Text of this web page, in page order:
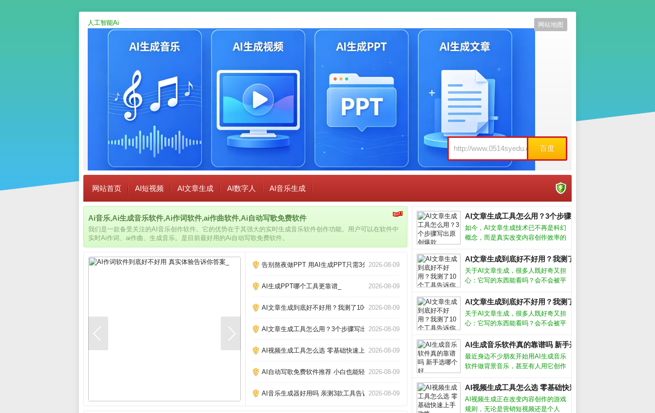
人工智能Ai
百度
网站地图
网站首页 AI短视频 AI文章生成 AI数字人 AI音乐生成
Ai音乐,Ai生成音乐软件,Ai作词软件,ai作曲软件,Ai自动写歌免费软件
我们是一款备受关注的AI音乐创作软件。它的优势在于其强大的实时生成音乐软件创作功能。用户可以在软件中
实时Ai作词、ai作曲、生成音乐。是目前最好用的Ai自动写歌免费软件。
告别熬夜做PPT 用AI生成PPT只需3分钟_2026-08-09
AI生成PPT哪个工具更靠谱_ 2026-08-09
AI文章生成到底好不好用？我测了10个工具告诉你真相_
2026-08-09
AI文章生成工具怎么用？3个步骤写出原创爆款_
2026-08-09
AI视频生成工具怎么选 零基础快速上手攻略_
2026-08-09
AI自动写歌免费软件推荐 小白也能轻松创作_
2026-08-09
AI音乐生成器好用吗 亲测3款工具告诉你_2026-08-09
AI文章生成工具怎么用？3个步骤写出原创爆款_
如今，AI文章生成技术已不再是科幻
概念，而是真实改变内容创作效率的
来越多人开始借助AI写稿、润色、甚
至批量生产内容。但很多人仍困惑：
AI写出来的文章会不会太机械？如何
AI文章生成到底好不好用？我测了10个工具告诉你真相_
关于AI文章生成，很多人既好奇又担
心：它写的东西能看吗？会不会被平
我实测了市面上主流工具，发现它并
非万能，但用对方法确实能大幅提升
写作效率。关键在于理解它的能力和
AI文章生成到底好不好用？我测了10个工具告诉你真相_
关于AI文章生成，很多人既好奇又担
心：它写的东西能看吗？会不会被平
我实测了市面上主流工具，发现它并
非万能，但用对方法确实能大幅提升
写作效率。关键在于理解它的能力和
AI生成音乐软件真的靠谱吗 新手选哪个好_
最近身边不少朋友开始用AI生成音乐
软件做背景音乐，甚至有人用它创作
了十几款主流工具后发现，选对软件
确实能大幅提升效率，但盲目跟风也
可能踩坑。AI生成音乐软件怎么选市
AI视频生成工具怎么选 零基础快速上手攻略_
AI视频生成正在改变内容创作的游戏
规则，无论是营销短视频还是个人